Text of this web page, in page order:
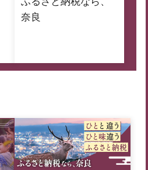
奈良